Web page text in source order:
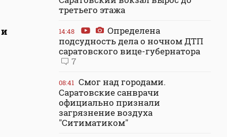
третьего этажа
14:48
Определена
подсудность дела о ночном ДТП
саратовского вице-губернатора
7
08:41 Смог над городами.
Саратовские санврачи
официально признали
загрязнение воздуха
"Ситиматиком"